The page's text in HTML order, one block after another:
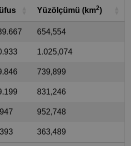
Yüzölçümü (km2)
654,554
1.025,074
739,899
831,246
952,748
363,489